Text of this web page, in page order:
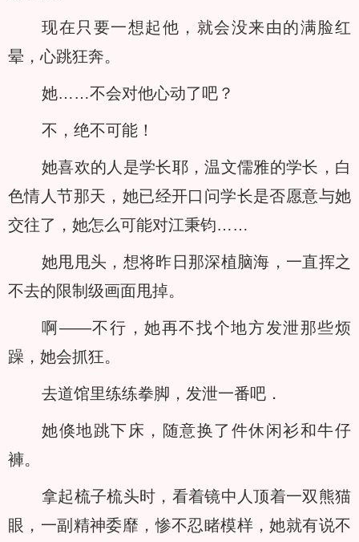
现在只要一想起他，就会没来由的满脸红
晕，心跳狂奔。
她……不会对他心动了吧？
不，绝不可能！
她喜欢的人是学长耶，温文儒雅的学长，白
色情人节那天，她已经开口问学长是否愿意与她
交往了，她怎么可能对江秉钧……
她甩甩头，想将昨日那深植脑海，一直挥之
不去的限制级画面甩掉。
啊——不行，她再不找个地方发泄那些烦
躁，她会抓狂。
去道馆里练练拳脚，发泄一番吧．
她倏地跳下床，随意换了件休闲衫和牛仔
褲。
拿起梳子梳头时，看着镜中人顶着一双熊猫
眼，一副精神委靡，惨不忍睹模样，她就有说不